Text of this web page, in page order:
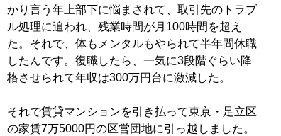
かり言う年上部下に悩まされて、取引先のトラブ
ル処理に追われ、残業時間が月100時間を超え
た。それで、体もメンタルもやられて半年間休職
したんです。復職したら、一気に3段階ぐらい降
格させられて年収は300万円台に激減した。
それで賃貸マンションを引き払って東京・足立区
の家賃7万5000円の区営団地に引っ越しました。